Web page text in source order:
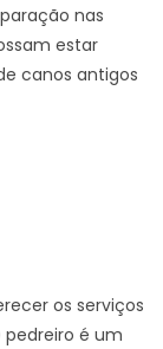
nas
estar
canos antigos
os serviços
pedreiro é um